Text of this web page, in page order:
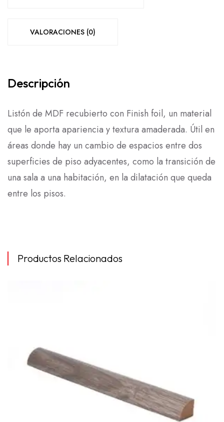
VALORACIONES (0)
Descripción
Listón de MDF recubierto con Finish foil, un material
que le aporta apariencia y textura amaderada. Útil en
áreas donde hay un cambio de espacios entre dos
superficies de piso adyacentes, como la transición de
una sala a una habitación, en la dilatación que queda
entre los pisos.
Productos Relacionados
LEER
MÁS